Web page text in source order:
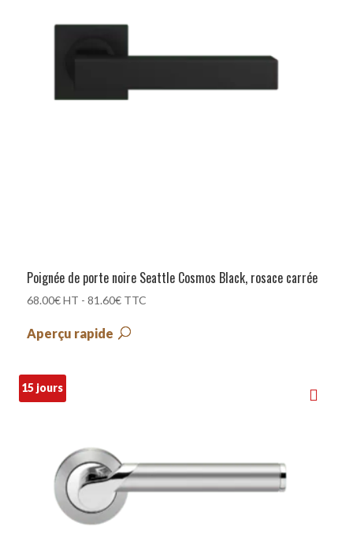
Poignée de porte noire Seattle Cosmos Black, rosace carrée
68.00€ HT - 81.60€TTC
Aperçu rapide
15 jours